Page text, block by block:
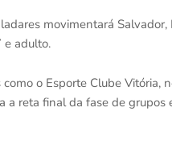
movimentará
e adulto.
o Esporte Clube Vitória,
a reta final da fase de